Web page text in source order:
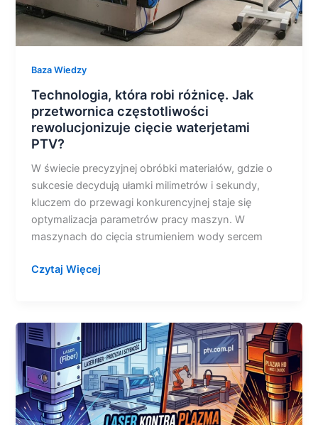
Baza Wiedzy
Technologia, która robi różnicę. Jak
przetwornica częstotliwości
rewolucjonizuje cięcie waterjetami
PTV?
W świecie precyzyjnej obróbki materiałów, gdzie o
sukcesie decydują ułamki milimetrów i sekundy,
kluczem do przewagi konkurencyjnej staje się
optymalizacja parametrów pracy maszyn. W
maszynach do cięcia strumieniem wody sercem
PTV?
Czytaj Więcej
Laser
kontra
plazma
–
która
technologia